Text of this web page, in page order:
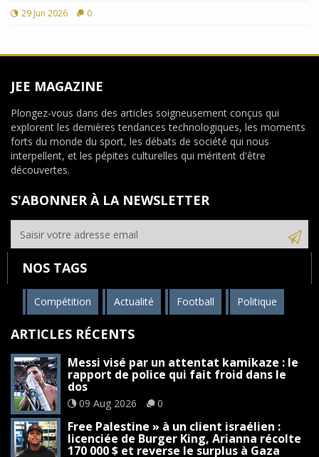
29 Jun 2026 0
JEE MAGAZINE
Plongez-vous dans des articles soigneusement conçus qui
explorent les dernières tendances technologiques, les moments
forts du monde du sport, les débats de société qui nous
interpellent, et les pépites culturelles qui méritent d'être
découvertes.
S'ABONNER À LA NEWSLETTER
NOS TAGS
Compétition Actualité Football Politique
ARTICLES RÉCENTS
Messi visé par un attentat kamikaze : le
rapport de police qui fait froid dans le
dos
09 Aug 2026 0
Free Palestine » à un client israélien :
licenciée de Burger King, Arianna récolte
170 000 $ et reverse le surplus à Gaza